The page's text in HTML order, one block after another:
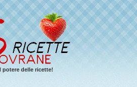
Il potere delle ricette!